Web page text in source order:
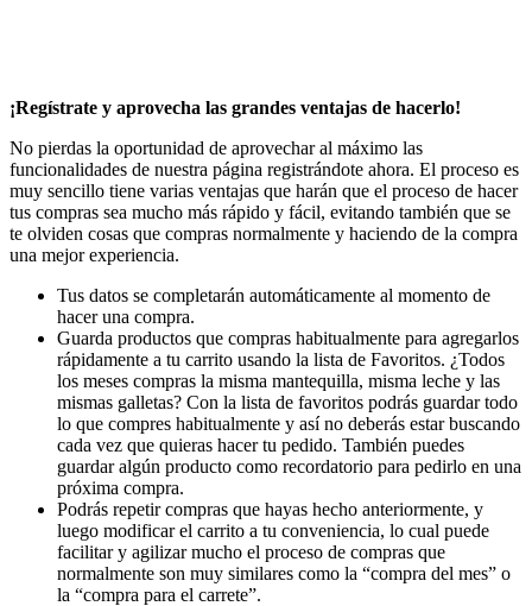
¡Regístrate y aprovecha las grandes ventajas de hacerlo!
No pierdas la oportunidad de aprovechar al máximo las
funcionalidades de nuestra página registrándote ahora. El proceso es
muy sencillo tiene varias ventajas que harán que el proceso de hacer
tus compras sea mucho más rápido y fácil, evitando también que se
te olviden cosas que compras normalmente y haciendo de la compra
una mejor experiencia.
Tus datos se completarán automáticamente al momento de
hacer una compra.
Guarda productos que compras habitualmente para agregarlos
rápidamente a tu carrito usando la lista de Favoritos. ¿Todos
los meses compras la misma mantequilla, misma leche y las
mismas galletas? Con la lista de favoritos podrás guardar todo
lo que compres habitualmente y así no deberás estar buscando
cada vez que quieras hacer tu pedido. También puedes
guardar algún producto como recordatorio para pedirlo en una
próxima compra.
Podrás repetir compras que hayas hecho anteriormente, y
luego modificar el carrito a tu conveniencia, lo cual puede
facilitar y agilizar mucho el proceso de compras que
normalmente son muy similares como la “compra del mes” o
la “compra para el carrete”.